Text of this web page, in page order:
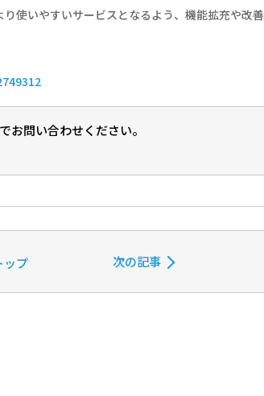
使いやすいサービスとなるよう、機能拡充や改善
お問い合わせください。
次の記事
ップ